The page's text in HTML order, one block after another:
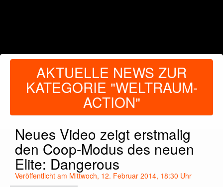
AKTUELLE NEWS ZUR
KATEGORIE "WELTRAUM-
ACTION"
Neues Video zeigt erstmalig
den Coop-Modus des neuen
Elite: Dangerous
Veröffentlicht am Mittwoch, 12. Februar 2014, 18:30 Uhr